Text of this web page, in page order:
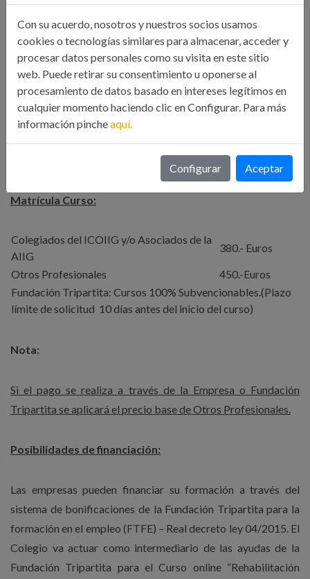
Evaluación
Los alumnos realizarán un trabajo final que el profesor
examinara aportando sus comentarios y propuestas de
mejora. Todos los ejercicios propuestos en el examen serán
casos reales. Aquellos alumnos que superen el examen final
obtendrán el diploma acreditativo de aptitud. El resto
recibirán el diploma de asistencia al curso.
Matrícula Curso:
Colegiados del ICOIIG y/o Asociados de la
AIIG
380.- Euros
Otros Profesionales
450.-Euros
Fundación Tripartita: Cursos 100% Subvencionables.(Plazo
límite de solicitud 10 días antes del inicio del curso)
Nota:
Si el pago se realiza a través de la Empresa o Fundación
Tripartita se aplicará el precio base de Otros Profesionales.
Posibilidades de financiación:
Las empresas pueden financiar su formación a través del
sistema de bonificaciones de la Fundación Tripartita para la
formación en el empleo (FTFE) – Real decreto ley 04/2015. El
Colegio va actuar como intermediario de las ayudas de la
Fundación Tripartita para el Curso online “Rehabilitación
Con su acuerdo, nosotros y nuestros socios usamos
cookies o tecnologías similares para almacenar, acceder y
procesar datos personales como su visita en este sitio
web. Puede retirar su consentimiento u oponerse al
procesamiento de datos basado en intereses legítimos en
cualquier momento haciendo clic en Configurar. Para más
información pincheaquí.
Configurar Aceptar